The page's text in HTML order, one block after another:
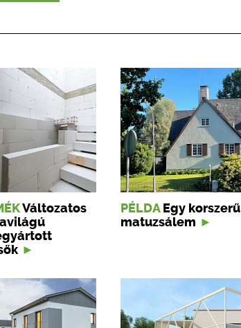
Változatos
PÉLDA Egy korszerű
matuzsálem